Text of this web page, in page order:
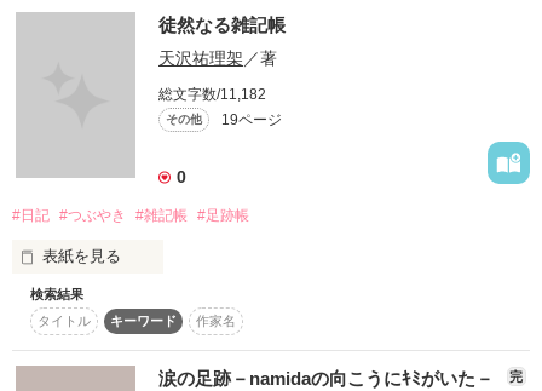
         "約束"
事故に遭い、入院することになった叶実。
「・・・よろしく」
同室のイケメン・竜希に一目ぼれするけど・・・！？
小説作るのははじめてで緊張しますが・・・読んでくださると
うれしいです(´・ω・｀)
作品を読む
徒然なる雑記帳
天沢祐理架／著
総文字数/11,182
その他 19ページ
0
#日記 #つぶやき #雑記帳 #足跡帳
表紙を見る
つれづれなるままに、感じたことを書き連ねる落書き帳。
感想ノートは足跡帳代わりです。
私信や雑談の場としてお使い下さい。
検索結果
タイトル
キーワード 作家名
涙の足跡－namidaの向こうにｷﾐがいた－ 完